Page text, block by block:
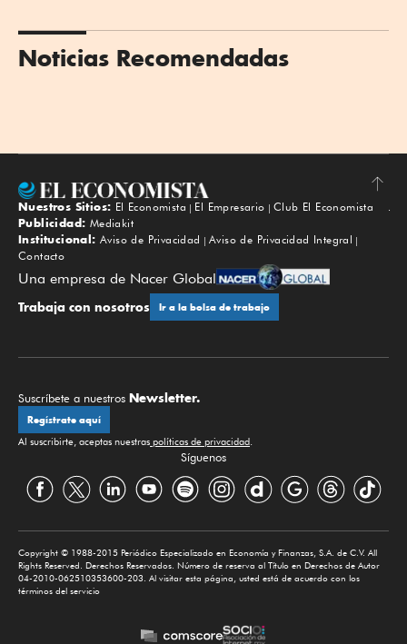
Noticias Recomendadas
Subir
Nuestros Sitios: El Economista El Empresario
Club El Economista
Publicidad: Mediakit
Institucional: Aviso de Privacidad
Aviso de Privacidad Integral
Contacto
Una empresa de Nacer Global
Trabaja con nosotros Ir a la bolsa de trabajo
Suscríbete a nuestros Newsletter.
Regístrate aquí
Al suscribirte, aceptas nuestras políticas de privacidad
Síguenos
Copyright © 1988-2015 Periódico Especializado en Economía y Finanzas, S.A. de C.V. All
Rights Reserved. Derechos Reservados. Número de reserva al Título en Derechos de Autor
04-2010-062510353600-203. Al visitar esta página, usted está de acuerdo con los
términos del servicio